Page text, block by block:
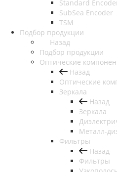
Standard
SubSea Encoder
TSM
Подбор продукции
Назад
Подбор продукции
Оптические
Назад
Оптические
Зеркала
Назад
Зеркала
Металл-
Фильтры
Назад
Фильтры